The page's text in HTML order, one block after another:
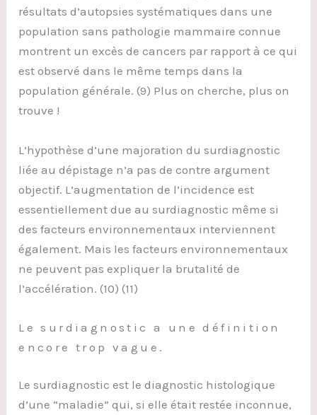
résultats d’autopsies systématiques dans une
population sans pathologie mammaire connue
montrent un excès de cancers par rapport à ce qui
est observé dans le même temps dans la
population générale. (9) Plus on cherche, plus on
trouve !
L’hypothèse d’une majoration du surdiagnostic
liée au dépistage n’a pas de contre argument
objectif. L’augmentation de l’incidence est
essentiellement due au surdiagnostic même si
des facteurs environnementaux interviennent
également. Mais les facteurs environnementaux
ne peuvent pas expliquer la brutalité de
l’accélération. (10) (11)
Le surdiagnostic a une définition
encore trop vague.
Le surdiagnostic est le diagnostic histologique
d’une “maladie” qui, si elle était restée inconnue,